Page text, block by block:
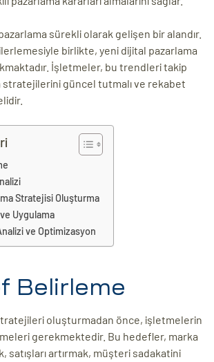
sürekli olarak gelişen bir alandır.
birlikte, yeni dijital pazarlama
İşletmeler, bu trendleri takip
stratejilerini güncel tutmalı ve rekabet
Stratejisi Oluşturma
Uygulama
ve Optimizasyon
Belirleme
oluşturmadan önce, işletmelerin
gerekmektedir. Bu hedefler, marka
satışları artırmak, müşteri sadakatini